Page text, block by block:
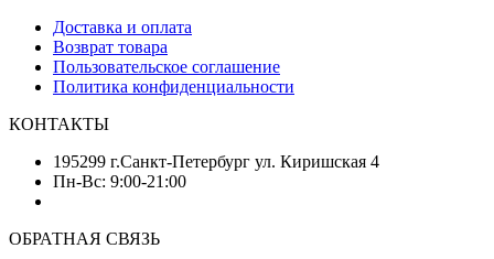
Доставка и оплата
Возврат товара
Пользовательское соглашение
Политика конфиденциальности
КОНТАКТЫ
195299 г.Санкт-Петербург ул. Киришская 4
Пн-Вс: 9:00-21:00
ОБРАТНАЯ СВЯЗЬ